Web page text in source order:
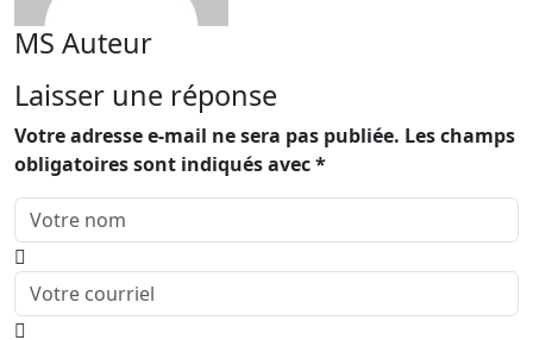
MS Auteur
Laisser une réponse
Votre adresse e-mail ne sera pas publiée. Les champs
obligatoires sont indiqués avec*